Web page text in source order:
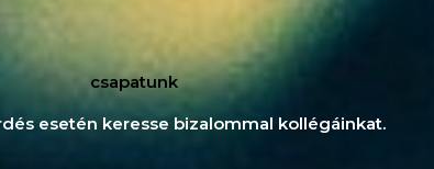
csapatunk
esetén keresse bizalommal kollégáinkat.